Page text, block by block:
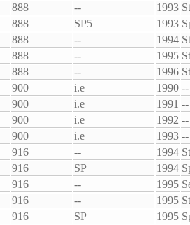
888 -- 1993
888 SP5 1993
888 -- 1994
888 -- 1995
888 -- 1996
900 i.e 1990 --
900 i.e 1991 --
900 i.e 1992 --
900 i.e 1993 --
916 -- 1994
916 SP 1994
916 -- 1995
916 -- 1995
916 SP 1995